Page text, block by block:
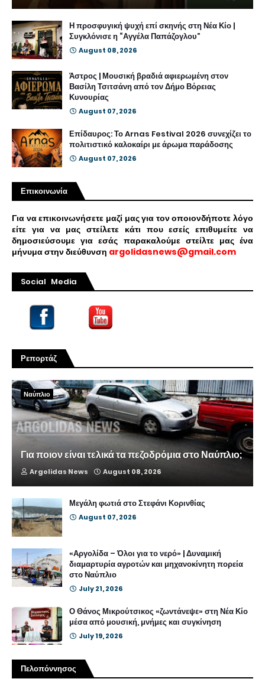
Η προσφυγική ψυχή επί σκηνής στη Νέα Κίο |
Συγκλόνισε η “Αγγέλα Παπάζογλου”
August 08, 2026
Άστρος | Μουσική βραδιά αφιερωμένη στον
Βασίλη Τσιτσάνη από τον Δήμο Βόρειας
Κυνουρίας
August 07, 2026
Επίδαυρος: Το Arnas Festival 2026 συνεχίζει το
πολιτιστικό καλοκαίρι με άρωμα παράδοσης
August 07, 2026
Επικοινωνία
Για να επικοινωνήσετε μαζί μας για τον οποιονδήποτε λόγο
είτε για να μας στείλετε κάτι που εσείς επιθυμείτε να
δημοσιεύσουμε για εσάς παρακαλούμε στείλτε μας ένα
μήνυμα στην διεύθυνση argolidasnews@gmail.com
Social Media
Ρεπορτάζ
Ναύπλιο
Για ποιον είναι τελικά τα πεζοδρόμια στο Ναύπλιο;
Argolidas News August 08, 2026
Μεγάλη φωτιά στο Στεφάνι Κορινθίας
August 07, 2026
«Αργολίδα – Όλοι για το νερό» | Δυναμική
διαμαρτυρία αγροτών και μηχανοκίνητη πορεία
στο Ναύπλιο
July 21, 2026
Ο Θάνος Μικρούτσικος «ζωντάνεψε» στη Νέα Κίο
μέσα από μουσική, μνήμες και συγκίνηση
July 19, 2026
Πελοπόννησος